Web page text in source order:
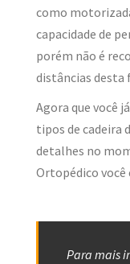
como
capacidade de
porém não é
distâncias desta
Agora que você
tipos de cadeira
detalhes no
Ortopédico
Para mais